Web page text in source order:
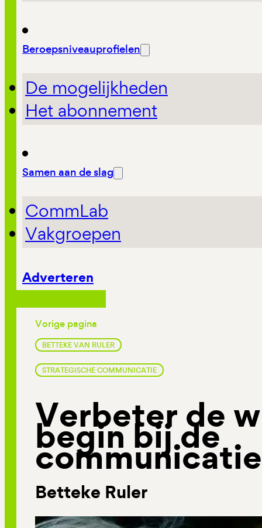
Beroepsniveauprofielen
De mogelijkheden
Het abonnement
Samen aan de slag
CommLab
Vakgroepen
Adverteren
Vorige pagina
BETTEKE VAN RULER
STRATEGISCHE COMMUNICATIE
Verbeter de
begin bij de
communicatie
Betteke Ruler